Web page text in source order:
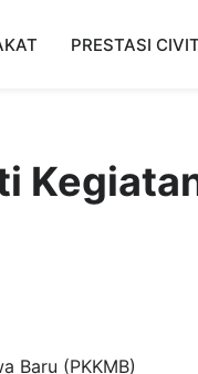
PRESTASI
Baru (PKKMB)